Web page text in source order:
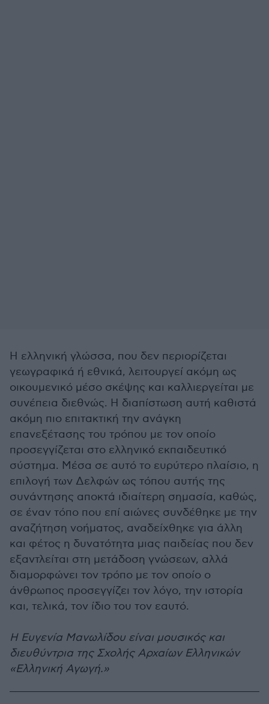
Η ελληνική γλώσσα, που δεν περιορίζεται
γεωγραφικά ή εθνικά, λειτουργεί ακόμη ως
οικουμενικό μέσο σκέψης και καλλιεργείται με
συνέπεια διεθνώς. Η διαπίστωση αυτή καθιστά
ακόμη πιο επιτακτική την ανάγκη
επανεξέτασης του τρόπου με τον οποίο
προσεγγίζεται στο ελληνικό εκπαιδευτικό
σύστημα. Μέσα σε αυτό το ευρύτερο πλαίσιο, η
επιλογή των Δελφών ως τόπου αυτής της
συνάντησης αποκτά ιδιαίτερη σημασία, καθώς,
σε έναν τόπο που επί αιώνες συνδέθηκε με την
αναζήτηση νοήματος, αναδείχθηκε για άλλη
και φέτος η δυνατότητα μιας παιδείας που δεν
εξαντλείται στη μετάδοση γνώσεων, αλλά
διαμορφώνει τον τρόπο με τον οποίο ο
άνθρωπος προσεγγίζει τον λόγο, την ιστορία
και, τελικά, τον ίδιο του τον εαυτό.
Η Ευγενία Μανωλίδου είναι μουσικός και
διευθύντρια της Σχολής Αρχαίων Ελληνικών
«Ελληνική Αγωγή.»